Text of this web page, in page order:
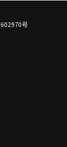
号